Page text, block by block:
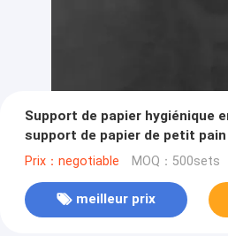
Support de papier hygiénique
support de papier de petit
SS201 Bunnings
Prix：negotiable MOQ：500sets
meilleur prix